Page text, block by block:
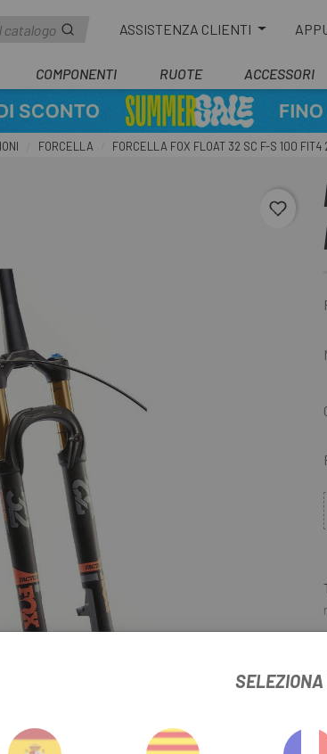
ASSISTENZA CLIENTI
COMPONENTI RUOTE ACCESSORI
FORCELLA FORCELLA FOX FLOAT 32 SC F-S 100 FIT4